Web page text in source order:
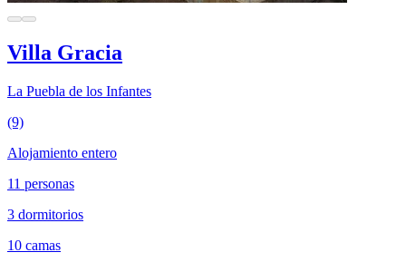
Villa Gracia
La Puebla de los Infantes
(9)
Alojamiento entero
11 personas
3 dormitorios
10 camas